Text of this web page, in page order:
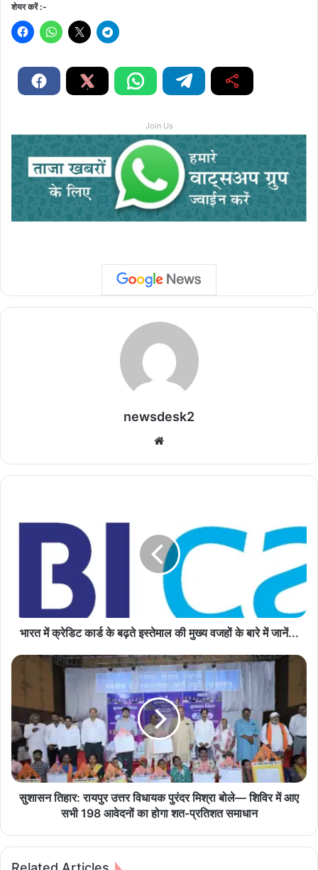
शेयर करें :-
Join Us
newsdesk2
te
ढ़
स्ते
मा
ल
की
मु
ख्य
भारत में क्रेडिट कार्ड के बढ़ते इस्तेमाल की मुख्य वजहों के बारे में जानें...
सु
न
ति
हा
:
रा
सुशासन तिहार: रायपुर उत्तर विधायक पुरंदर मिश्रा बोले— शिविर में आए
सभी 198 आवेदनों का होगा शत-प्रतिशत समाधान